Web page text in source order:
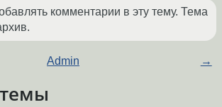
комментарии в эту тему. Тема
Admin →